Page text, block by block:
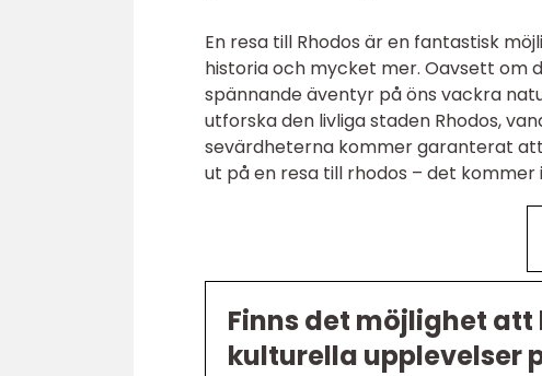
En resa till Rhodos är en fantastisk
historia och mycket mer. Oavsett om
spännande äventyr på öns vackra
utforska den livliga staden Rhodos,
sevärdheterna kommer garanterat
ut på en resa till rhodos – det kommer
Finns det möjlighet
kulturella upplevelser